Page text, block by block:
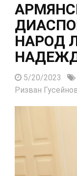
НАРОД
5/20/2023
Ризван